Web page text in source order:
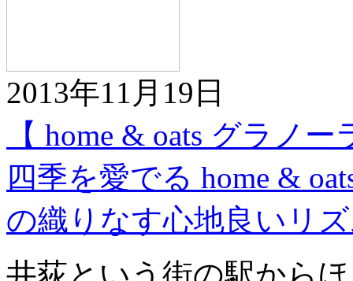
2013年11月19日
【 home & oats グラノ
四季を愛でる home &
の織りなす心地良いリ
井荻という街の駅から